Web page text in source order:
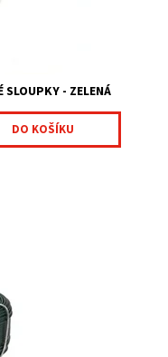
- ZELENÁ